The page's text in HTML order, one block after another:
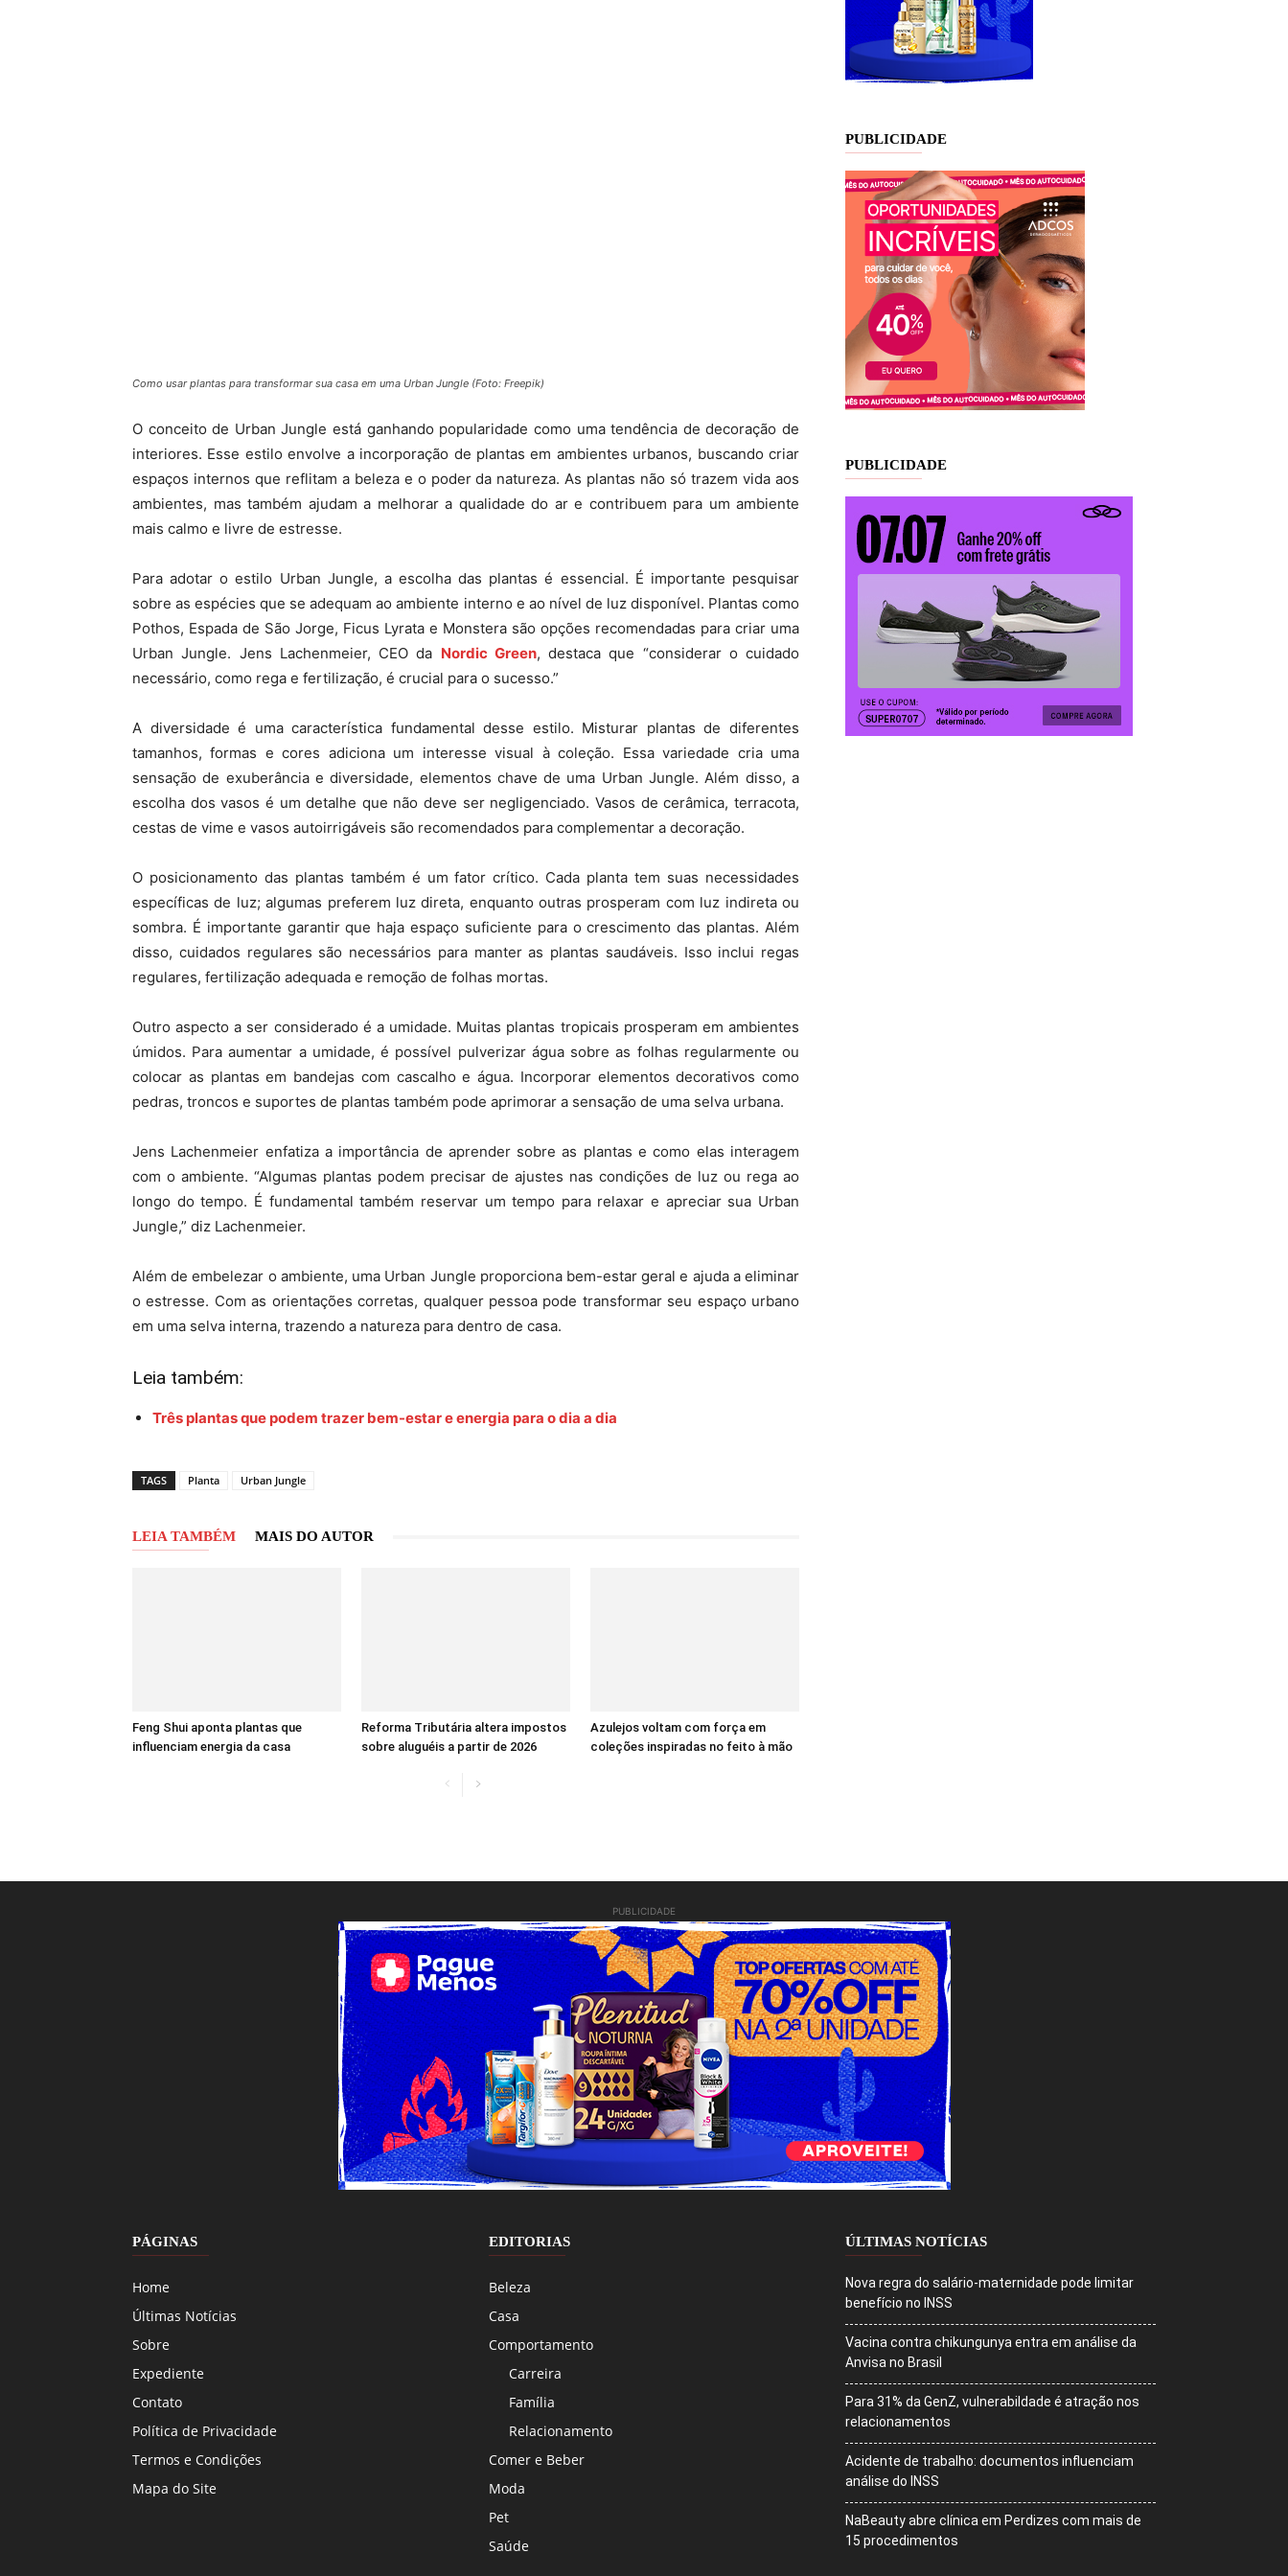
Como usar plantas para transformar sua casa em uma Urban Jungle (Foto: Freepik)
O conceito de Urban Jungle está ganhando popularidade como uma tendência de decoração de
interiores. Esse estilo envolve a incorporação de plantas em ambientes urbanos, buscando criar
espaços internos que reflitam a beleza e o poder da natureza. As plantas não só trazem vida aos
ambientes, mas também ajudam a melhorar a qualidade do ar e contribuem para um ambiente
mais calmo e livre de estresse.
Para adotar o estilo Urban Jungle, a escolha das plantas é essencial. É importante pesquisar
sobre as espécies que se adequam ao ambiente interno e ao nível de luz disponível. Plantas como
Pothos, Espada de São Jorge, Ficus Lyrata e Monstera são opções recomendadas para criar uma
Urban Jungle. Jens Lachenmeier, CEO da Nordic Green, destaca que “considerar o cuidado
necessário, como rega e fertilização, é crucial para o sucesso.”
A diversidade é uma característica fundamental desse estilo. Misturar plantas de diferentes
tamanhos, formas e cores adiciona um interesse visual à coleção. Essa variedade cria uma
sensação de exuberância e diversidade, elementos chave de uma Urban Jungle. Além disso, a
escolha dos vasos é um detalhe que não deve ser negligenciado. Vasos de cerâmica, terracota,
cestas de vime e vasos autoirrigáveis são recomendados para complementar a decoração.
O posicionamento das plantas também é um fator crítico. Cada planta tem suas necessidades
específicas de luz; algumas preferem luz direta, enquanto outras prosperam com luz indireta ou
sombra. É importante garantir que haja espaço suficiente para o crescimento das plantas. Além
disso, cuidados regulares são necessários para manter as plantas saudáveis. Isso inclui regas
regulares, fertilização adequada e remoção de folhas mortas.
Outro aspecto a ser considerado é a umidade. Muitas plantas tropicais prosperam em ambientes
úmidos. Para aumentar a umidade, é possível pulverizar água sobre as folhas regularmente ou
colocar as plantas em bandejas com cascalho e água. Incorporar elementos decorativos como
pedras, troncos e suportes de plantas também pode aprimorar a sensação de uma selva urbana.
Jens Lachenmeier enfatiza a importância de aprender sobre as plantas e como elas interagem
com o ambiente. “Algumas plantas podem precisar de ajustes nas condições de luz ou rega ao
longo do tempo. É fundamental também reservar um tempo para relaxar e apreciar sua Urban
Jungle,” diz Lachenmeier.
Além de embelezar o ambiente, uma Urban Jungle proporciona bem-estar geral e ajuda a eliminar
o estresse. Com as orientações corretas, qualquer pessoa pode transformar seu espaço urbano
em uma selva interna, trazendo a natureza para dentro de casa.
Leia também:
Três plantas que podem trazer bem-estar e energia para o dia a dia
TAGS Planta Urban Jungle
LEIA TAMBÉM MAIS DO AUTOR
Feng Shui aponta plantas que
influenciam energia da casa
Reforma Tributária altera impostos
sobre aluguéis a partir de 2026
Azulejos voltam com força em
coleções inspiradas no feito à mão
PUBLICIDADE
PUBLICIDADE
PUBLICIDADE
PÁGINAS
Home
Últimas Notícias
Sobre
Expediente
Contato
Política de Privacidade
Termos e Condições
Mapa do Site
EDITORIAS
Beleza
Casa
Comportamento
Carreira
Família
Relacionamento
Comer e Beber
Moda
Pet
Saúde
ÚLTIMAS NOTÍCIAS
Nova regra do salário-maternidade pode limitar
benefício no INSS
Vacina contra chikungunya entra em análise da
Anvisa no Brasil
Para 31% da GenZ, vulnerabildade é atração nos
relacionamentos
Acidente de trabalho: documentos influenciam
análise do INSS
NaBeauty abre clínica em Perdizes com mais de
15 procedimentos